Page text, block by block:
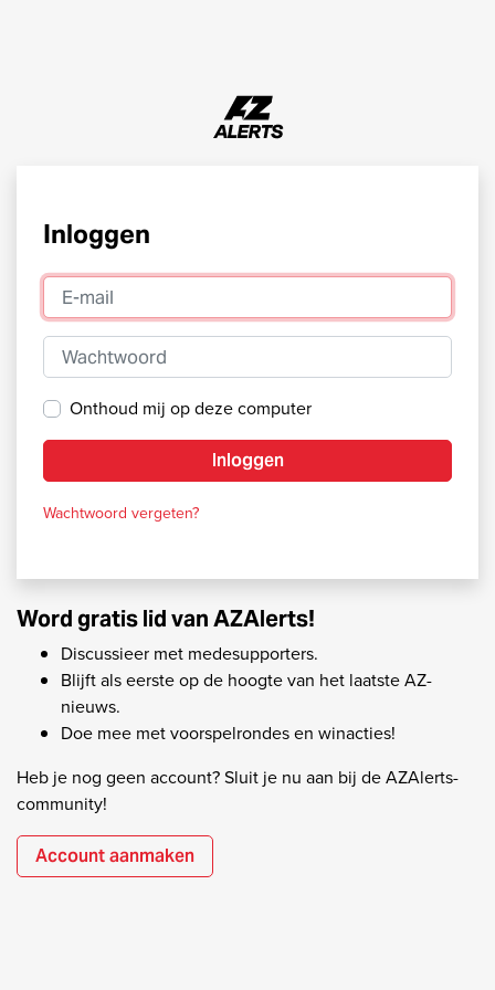
Inloggen
E-mail
Wachtwoord
Onthoud mij op deze computer
Inloggen
Wachtwoord vergeten?
Word gratis lid van AZAlerts!
Discussieer met medesupporters.
Blijft als eerste op de hoogte van het laatste AZ-
nieuws.
Doe mee met voorspelrondes en winacties!
Heb je nog geen account? Sluit je nu aan bij de AZAlerts-
community!
Account aanmaken